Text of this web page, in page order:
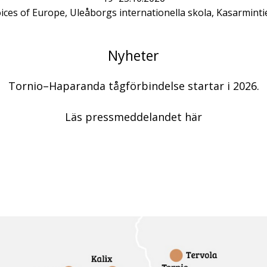
of Europe, Uleåborgs internationella skola,
Nyheter
Tornio–Haparanda tågförbindelse startar i 2026.
Läs pressmeddelandet här